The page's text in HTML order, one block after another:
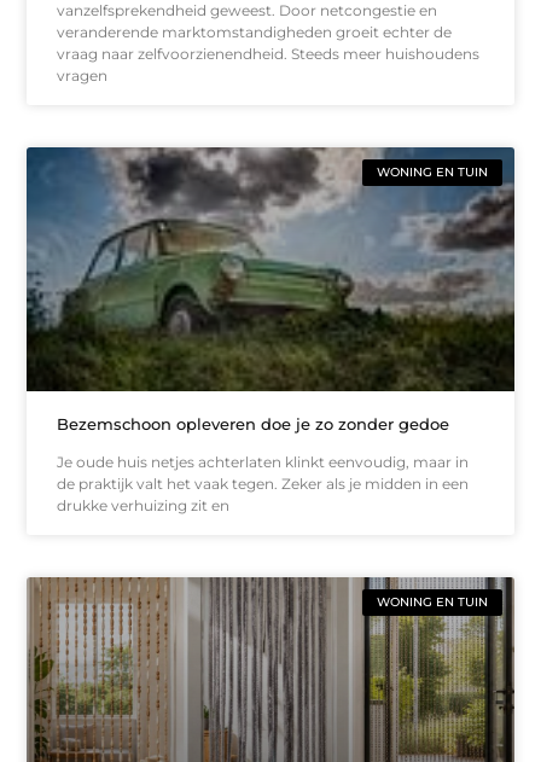
vanzelfsprekendheid geweest. Door netcongestie en
veranderende marktomstandigheden groeit echter de
vraag naar zelfvoorzienendheid. Steeds meer huishoudens
vragen
WONING EN TUIN
Bezemschoon opleveren doe je zo zonder gedoe
Je oude huis netjes achterlaten klinkt eenvoudig, maar in
de praktijk valt het vaak tegen. Zeker als je midden in een
drukke verhuizing zit en
WONING EN TUIN